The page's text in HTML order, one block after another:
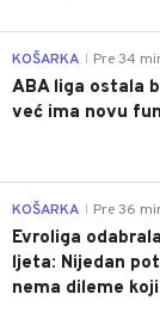
KOŠARKA Pre 34
ABA liga ostala
već ima novu
KOŠARKA Pre 36
Evroliga
ljeta: Nijedan
nema dileme